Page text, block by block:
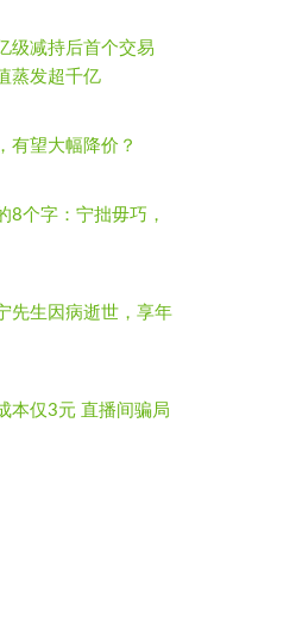
级减持后首个交易
蒸发超千亿
有望大幅降价？
8个字：宁拙毋巧，
先生因病逝世，享年
本仅3元 直播间骗局